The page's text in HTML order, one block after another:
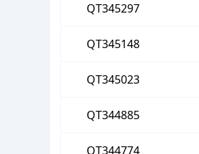
QT345297
QT345148
QT345023
QT344885
QT344774